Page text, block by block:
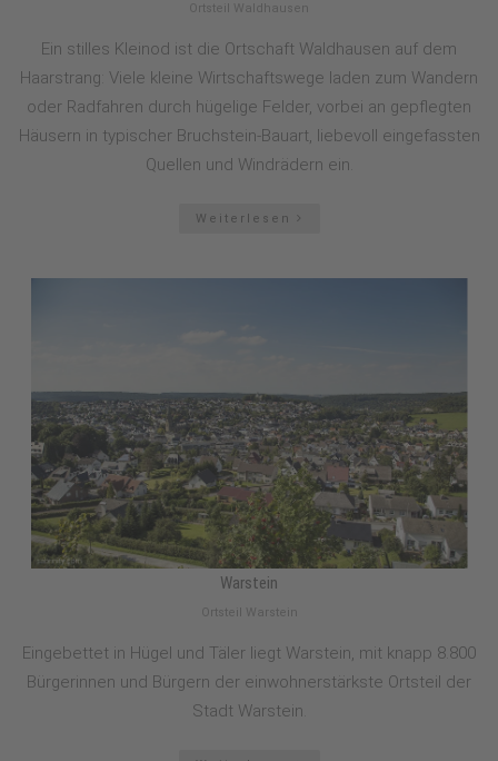
Ortsteil Waldhausen
Ein stilles Kleinod ist die Ortschaft Waldhausen auf dem
Haarstrang: Viele kleine Wirtschaftswege laden zum Wandern
oder Radfahren durch hügelige Felder, vorbei an gepflegten
Häusern in typischer Bruchstein-Bauart, liebevoll eingefassten
Quellen und Windrädern ein.
Weiterlesen
Warstein
Ortsteil Warstein
Eingebettet in Hügel und Täler liegt Warstein, mit knapp 8.800
Bürgerinnen und Bürgern der einwohnerstärkste Ortsteil der
Stadt Warstein.